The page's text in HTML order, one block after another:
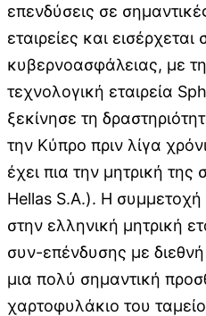
επενδύσεις σε
εταιρείες και
κυβερνοασφάλειας, με
τεχνολογική εταιρεία
ξεκίνησε τη
την Κύπρο πριν λίγα
έχει πια την μητρική
Hellas S.A.). Η
στην ελληνική μητρική
συν-επένδυσης με
μια πολύ σημαντική
χαρτοφυλάκιο του